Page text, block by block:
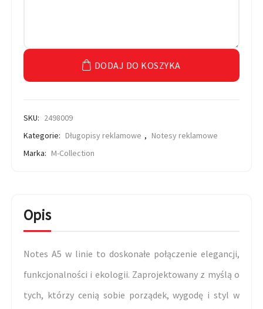
DODAJ DO KOSZYKA
SKU: 2498009
Kategorie: Długopisy reklamowe , Notesy reklamowe
Marka: M-Collection
Opis
Notes A5 w linie to doskonałe połączenie elegancji,
funkcjonalności i ekologii. Zaprojektowany z myślą o
tych, którzy cenią sobie porządek, wygodę i styl w